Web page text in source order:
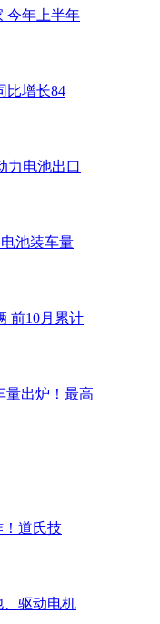
今年上半年
比增长84
力电池出口
池装车量
前10月累计
量出炉！最高
！道氏技
、驱动电机